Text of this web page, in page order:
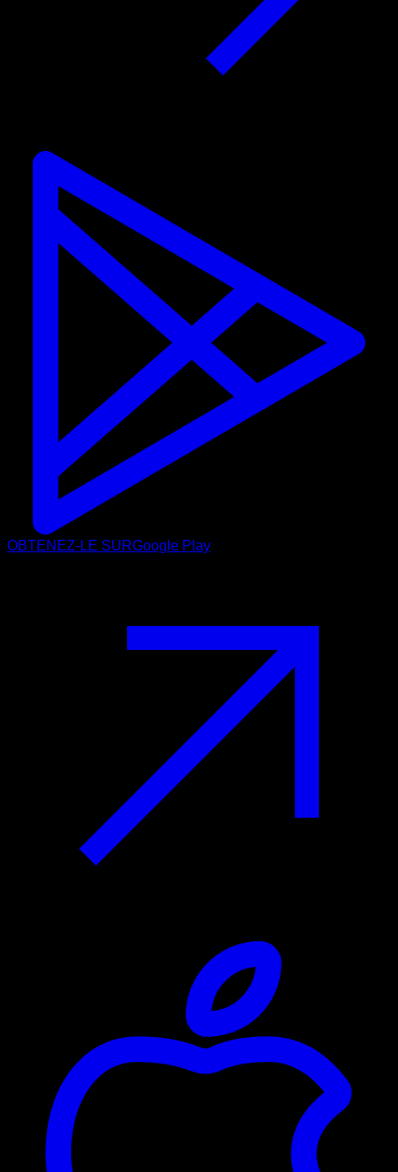
OBTENEZ-LE SURGoogle Play